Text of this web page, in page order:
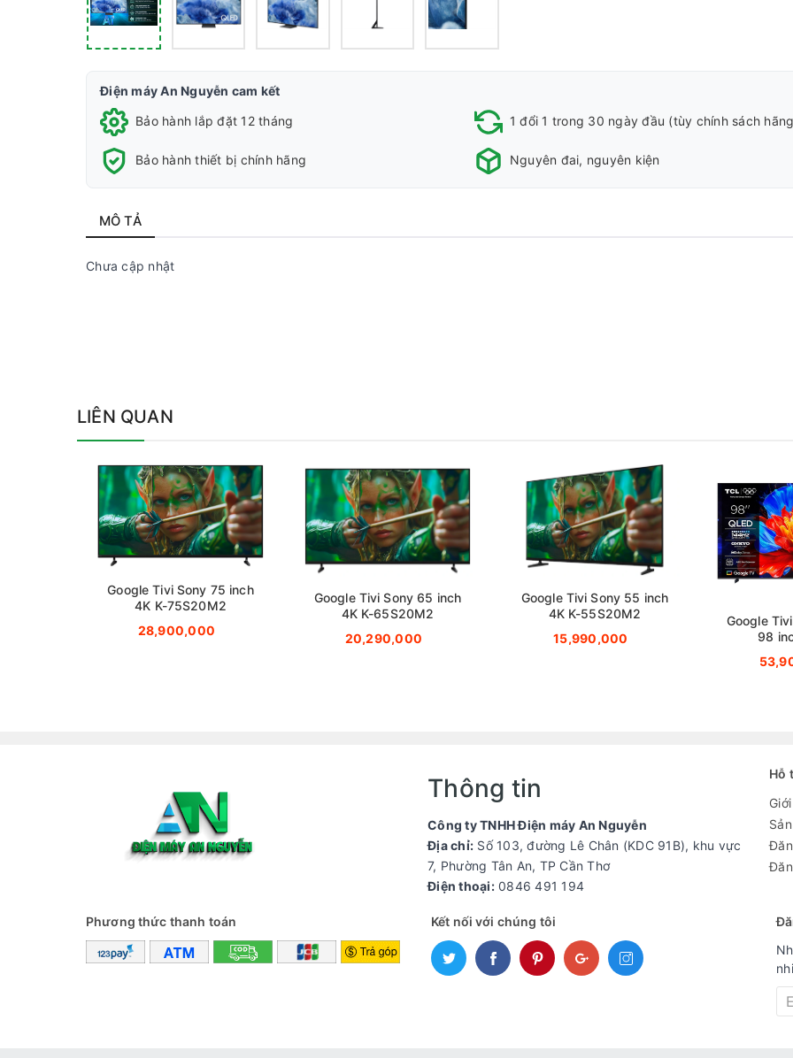
Điện máy An Nguyễn cam kết
Bảo hành lắp đặt 12 tháng
1 đổi 1 trong 30 ngày đầu (tùy chính sách
Bảo hành thiết bị chính hãng Nguyên đai, nguyên kiện
MÔ TẢ
Chưa cập nhật
LIÊN QUAN
Google Tivi Sony 75 inch
4K K-75S20M2
28,900,000
Google Tivi Sony 65 inch
4K K-65S20M2
20,290,000
Google Tivi Sony 55 inch
4K K-55S20M2
15,990,000
Google
98
Thông tin
Công ty TNHH Điện máy An Nguyễn
Địa chỉ: Số 103, đường Lê Chân (KDC 91B), khu vực
7, Phường Tân An, TP Cần Thơ
Điện thoại:0846 491 194
Hỗ
Phương thức thanh toán Kết nối với chúng tôi